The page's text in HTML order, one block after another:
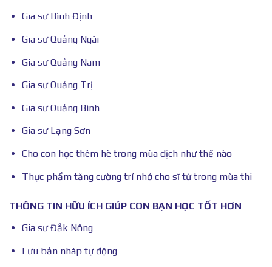
Gia sư Bình Định
Gia sư Quảng Ngãi
Gia sư Quảng Nam
Gia sư Quảng Trị
Gia sư Quảng Bình
Gia sư Lạng Sơn
Cho con học thêm hè trong mùa dịch như thế nào
Thực phẩm tăng cường trí nhớ cho sĩ tử trong mùa thi
THÔNG TIN HỮU ÍCH GIÚP CON BẠN HỌC TỐT HƠN
Gia sư Đắk Nông
Lưu bản nháp tự động